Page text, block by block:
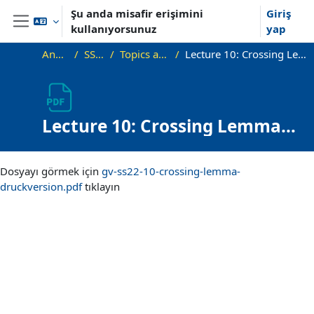
Ana içeriğe git
Yan panel
Şu anda misafir erişimini
kullanıyorsunuz
Giriş
yap
Ana sayfa
SS22_VG Topics and Lectures Lecture 10: Crossing Lemma and Applications
Lecture 10: Crossing Lemma
and Applications
Dosyayı görmek için gv-ss22-10-crossing-lemma-
druckversion.pdftıklayın